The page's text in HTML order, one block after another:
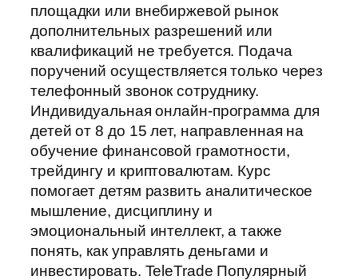
площадки или внебиржевой рынок
дополнительных разрешений или
квалификаций не требуется. Подача
поручений осуществляется только через
телефонный звонок сотруднику.
Индивидуальная онлайн-программа для
детей от 8 до 15 лет, направленная на
обучение финансовой грамотности,
трейдингу и криптовалютам. Курс
помогает детям развить аналитическое
мышление, дисциплину и
эмоциональный интеллект, а также
понять, как управлять деньгами и
инвестировать. TeleTrade Популярный